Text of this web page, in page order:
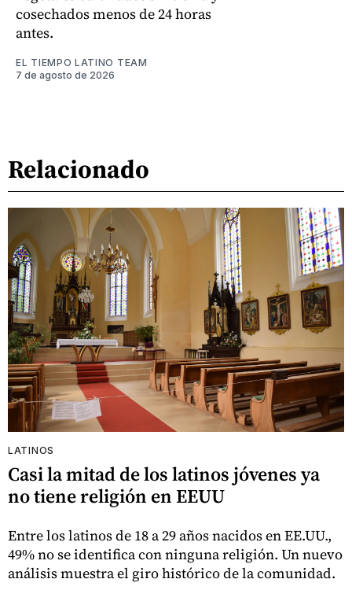
cosechados menos de 24 horas
antes.
EL TIEMPO LATINO TEAM
7 de agosto de 2026
Relacionado
LATINOS
Casi la mitad de los latinos jóvenes ya
no tiene religión en EEUU
Entre los latinos de 18 a 29 años nacidos en EE.UU.,
49% no se identifica con ninguna religión. Un nuevo
análisis muestra el giro histórico de la comunidad.